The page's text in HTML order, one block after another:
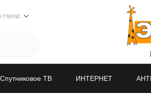
Спутниковое ТВ ИНТЕРНЕТ